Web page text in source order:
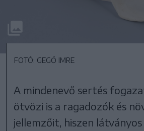
FOTÓ: GEGŐ IMRE
A mindenevő sertés
ötvözi is a ragadozók és
jellemzőit, hiszen